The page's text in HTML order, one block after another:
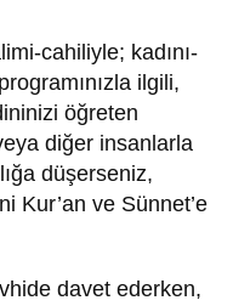
cahiliyle; kadını-
ilgili,
öğreten
diğer insanlarla
düşerseniz,
Kur’an ve Sünnet’e
davet ederken,